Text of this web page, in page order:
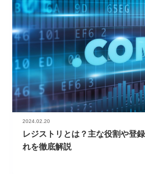
2024.02.20
レジストリとは？主な役割や登
れを徹底解説